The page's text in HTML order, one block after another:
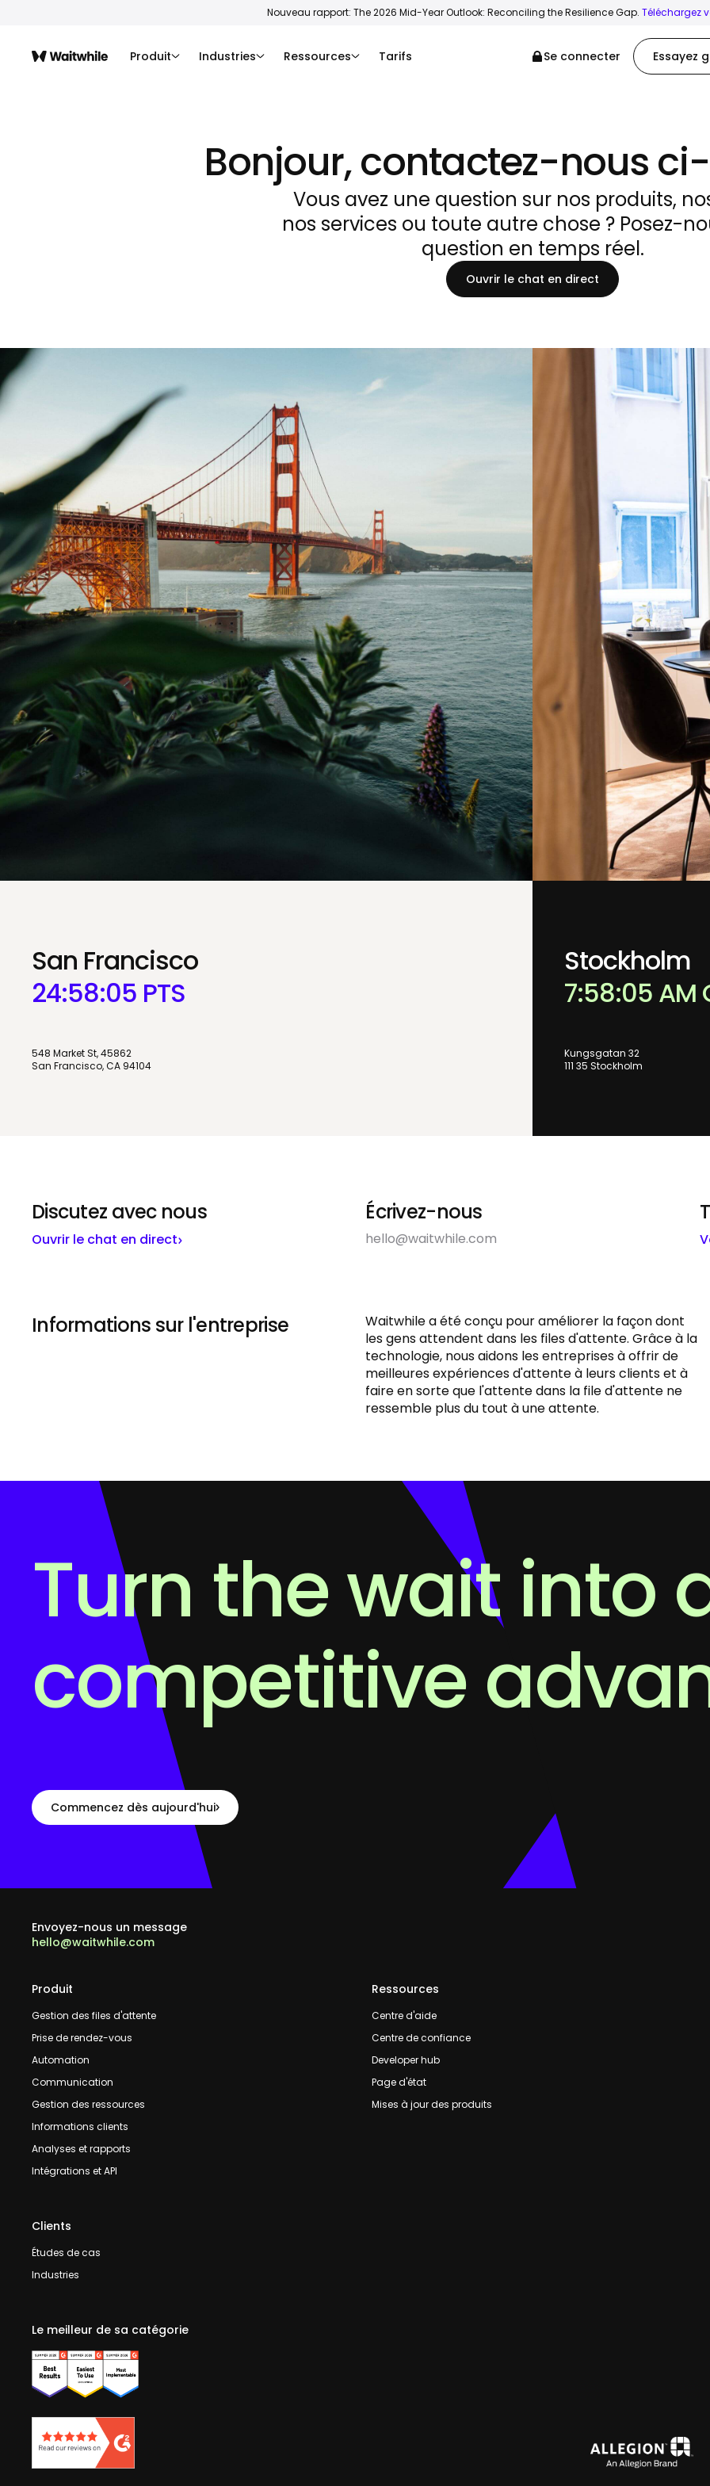
Nouveau rapport: The 2026 Mid-Year Outlook: Reconciling the Resilience Gap. Téléchargez
Produit Industries Ressources Tarifs Se connecter Essayez
Bonjour, contactez-nous
Vous avez une question sur nos produits,
nos services ou toute autre chose ? Posez-
question en temps réel.
Ouvrir le chat en direct
San Francisco
24:58:05 PTS
548 Market St, 45862
San Francisco, CA 94104
Stockholm
7:58:05 AM
Kungsgatan 32
111 35 Stockholm
Discutez avec nous
Ouvrir le chat en direct
Écrivez-nous
hello@waitwhile.com
Informations sur l'entreprise
Waitwhile a été conçu pour améliorer la façon dont
les gens attendent dans les files d'attente. Grâce à la
technologie, nous aidons les entreprises à offrir de
meilleures expériences d'attente à leurs clients et à
faire en sorte que l'attente dans la file d'attente ne
ressemble plus du tout à une attente.
Turn the wait into
competitive
Commencez dès aujourd'hui
Envoyez-nous un message
hello@waitwhile.com
Produit
Gestion des files d'attente
Prise de rendez-vous
Automation
Communication
Gestion des ressources
Informations clients
Analyses et rapports
Intégrations et API
Ressources
Centre d'aide
Centre de confiance
Developer hub
Page d'état
Mises à jour des produits
Clients
Études de cas
Industries
Le meilleur de sa catégorie